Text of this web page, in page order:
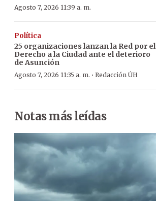
Agosto 7, 2026 11:39 a. m.
Política
25 organizaciones lanzan la Red por el
Derecho a la Ciudad ante el deterioro
de Asunción
Agosto 7, 2026 11:35 a. m. · Redacción ÚH
Notas más leídas